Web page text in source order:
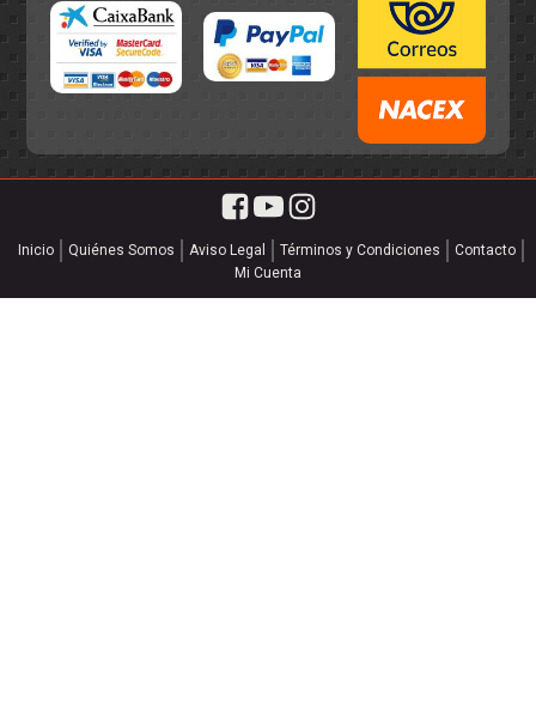
Inicio Quiénes Somos Aviso Legal Términos y Condiciones
Contacto
Mi Cuenta